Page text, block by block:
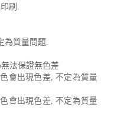
刷.
為質量問題.
法保證無色差
會出現色差, 不定為質量
會出現色差, 不定為質量